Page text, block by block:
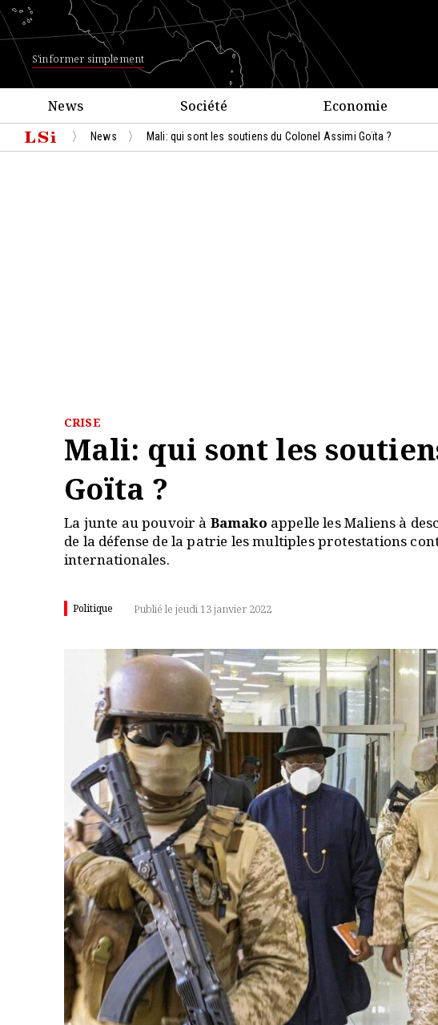
S'informer simplement
News Société Economie
News Mali: qui sont les soutiens du Colonel Assimi Goïta ?
CRISE
Mali: qui sont les
Goïta ?
La junte au pouvoir à Bamako appelle les Maliens à
de la défense de la patrie les multiples protestations
internationales.
Politique Publié le jeudi 13 janvier 2022